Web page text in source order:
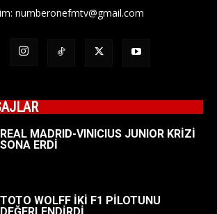
numberonefmtv@gmail.com
REAL MADRID-VINICIUS JUNIOR KRİZİ
SONA ERDİ
TOTO WOLFF İKİ F1 PİLOTUNU